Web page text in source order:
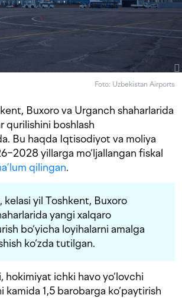
Foto: Uzbekistan Airports
Buxoro va Urganch shaharlarida
qurilishini boshlash
Bu haqda Iqtisodiyot va moliya
yillarga mo‘ljallangan fiskal
qilingan.
kelasi yil Toshkent, Buxoro
yangi xalqaro
bo‘yicha loyihalarni amalga
ko‘zda tutilgan.
hokimiyat ichki havo yo‘lovchi
kamida 1,5 barobarga ko‘paytirish